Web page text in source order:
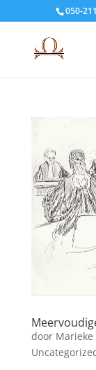
050-
door Marieke